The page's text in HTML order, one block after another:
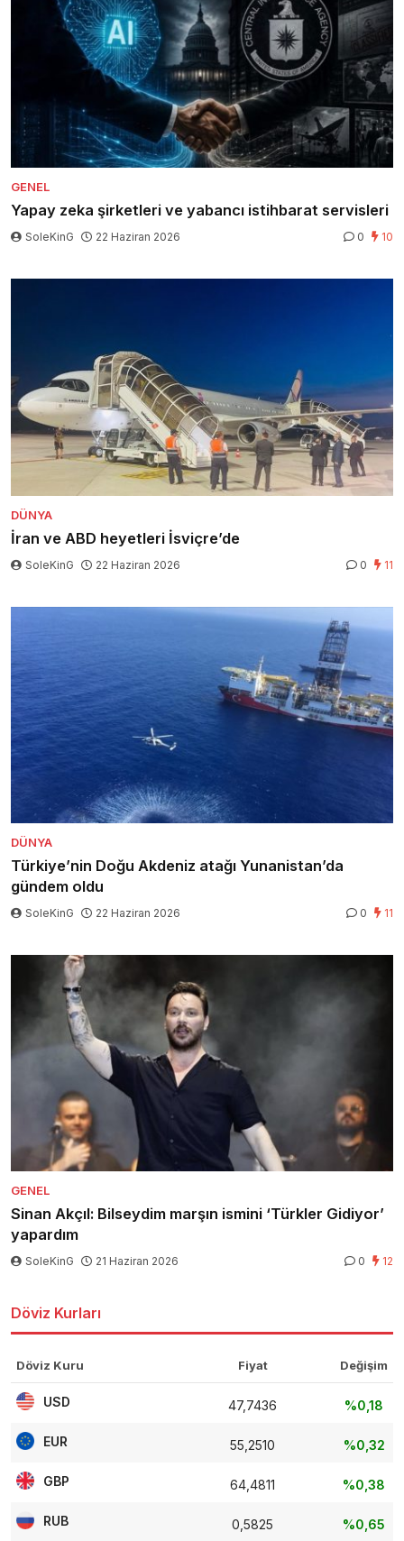
GENEL
Yapay zeka şirketleri ve yabancı istihbarat servisleri
SoleKinG 22 Haziran 2026 0 10
DÜNYA
İran ve ABD heyetleri İsviçre’de
SoleKinG 22 Haziran 2026 0 11
DÜNYA
Türkiye’nin Doğu Akdeniz atağı Yunanistan’da
gündem oldu
SoleKinG 22 Haziran 2026 0 11
GENEL
Sinan Akçıl: Bilseydim marşın ismini ‘Türkler Gidiyor’
yapardım
SoleKinG 21 Haziran 2026 0 12
Döviz Kurları
Döviz Kuru Fiyat Değişim
USD 47,7436 %0,18
EUR 55,2510 %0,32
GBP 64,4811 %0,38
RUB 0,5825 %0,65